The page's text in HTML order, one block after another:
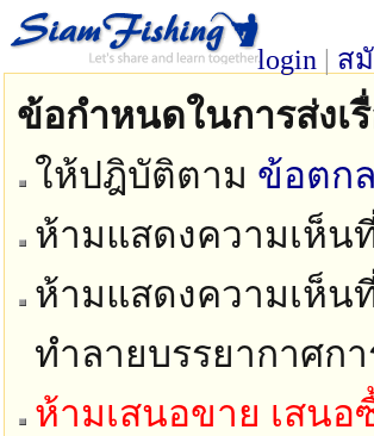
login | ส
ข้อกำหนดในการส่งเ
ให้ปฎิบัติตาม ข้อตก
ห้ามแสดงความเห็น
ห้ามแสดงความเห็น
ทำลายบรรยากาศก
ห้ามเสนอขาย เสนอ